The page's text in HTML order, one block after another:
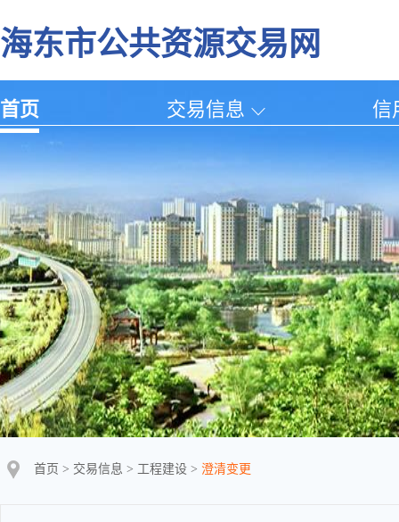
海东市公共资源交易网
首页 交易信息 信
首页 > 交易信息 > 工程建设 > 澄清变更